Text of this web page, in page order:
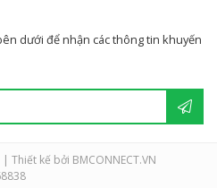
dưới để nhận các thông tin khuyến
kế bởi BMCONNECT.VN